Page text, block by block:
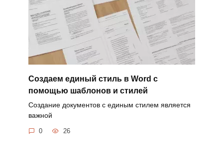
Создаем единый стиль в Word с
помощью шаблонов и стилей
Создание документов с единым стилем является
важной
0 26